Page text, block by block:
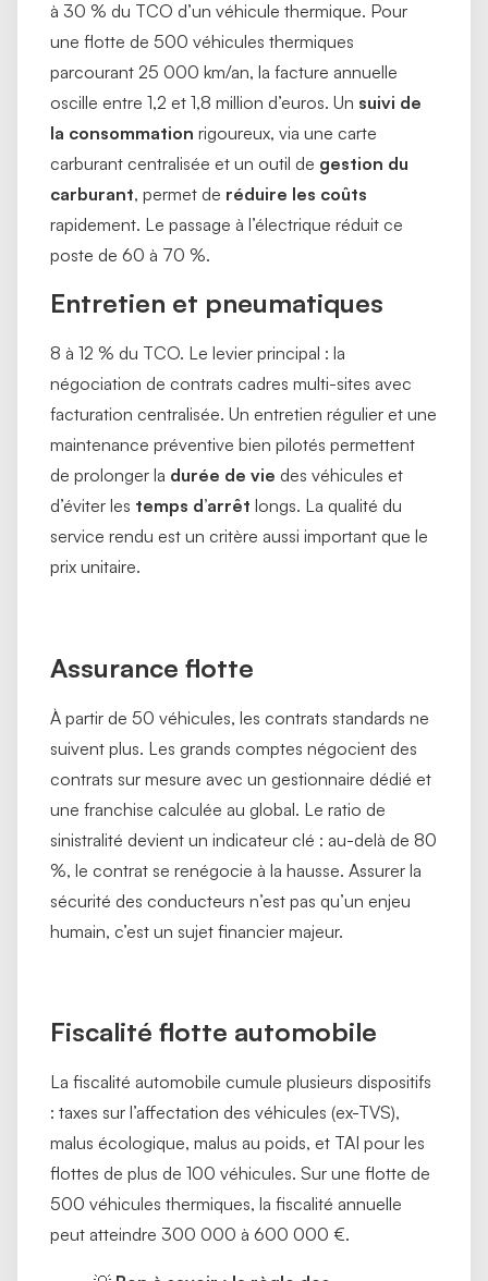
à 30 % du TCO d’un véhicule thermique. Pour
une flotte de 500 véhicules thermiques
parcourant 25 000 km/an, la facture annuelle
oscille entre 1,2 et 1,8 million d’euros. Un suivi de
la consommation rigoureux, via une carte
carburant centralisée et un outil de gestion du
carburant, permet de réduire les coûts
rapidement. Le passage à l’électrique réduit ce
poste de 60 à 70 %.
Entretien et pneumatiques
8 à 12 % du TCO. Le levier principal : la
négociation de contrats cadres multi-sites avec
facturation centralisée. Un entretien régulier et une
maintenance préventive bien pilotés permettent
de prolonger la durée de vie des véhicules et
d’éviter les temps d’arrêt longs. La qualité du
service rendu est un critère aussi important que le
prix unitaire.
Assurance flotte
À partir de 50 véhicules, les contrats standards ne
suivent plus. Les grands comptes négocient des
contrats sur mesure avec un gestionnaire dédié et
une franchise calculée au global. Le ratio de
sinistralité devient un indicateur clé : au-delà de 80
%, le contrat se renégocie à la hausse. Assurer la
sécurité des conducteurs n’est pas qu’un enjeu
humain, c’est un sujet financier majeur.
Fiscalité flotte automobile
La fiscalité automobile cumule plusieurs dispositifs
: taxes sur l’affectation des véhicules (ex-TVS),
malus écologique, malus au poids, et TAI pour les
flottes de plus de 100 véhicules. Sur une flotte de
500 véhicules thermiques, la fiscalité annuelle
peut atteindre 300 000 à 600 000 €.